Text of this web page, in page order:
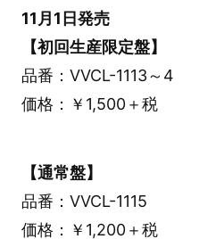
11月1日発売
【初回生産限定盤】
品番：VVCL-1113～4
価格：￥1,500＋税
【通常盤】
品番：VVCL-1115
価格：￥1,200＋税